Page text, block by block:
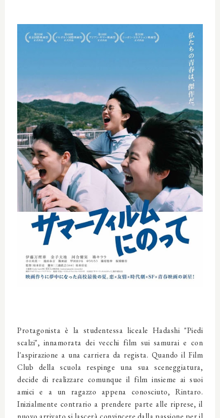
Protagonista è la studentessa liceale Hadashi "Piedi
scalzi", innamorata dei vecchi film sui samurai e con
l'aspirazione a una carriera da regista. Quando il Film
Club della scuola respinge una sua sceneggiatura,
decide di realizzare comunque il film insieme ai suoi
amici e a un ragazzo appena conosciuto, Rintaro.
Inizialmente contrario a prendere parte alle riprese, il